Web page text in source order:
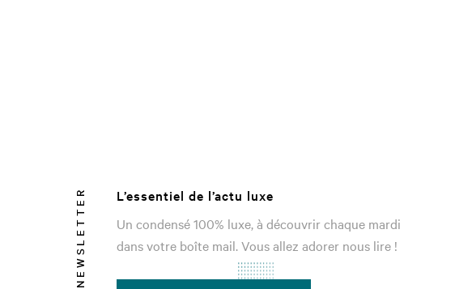
NEWSLETTER
L’essentiel de l’actu luxe
Un condensé 100% luxe, à découvrir chaque mardi
dans votre boîte mail. Vous allez adorer nous lire !